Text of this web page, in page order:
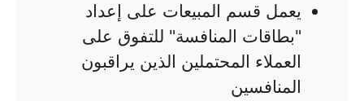
يعمل قسم المبيعات على إعداد
"بطاقات المنافسة" للتفوق على
العملاء المحتملين الذين يراقبون
المنافسين